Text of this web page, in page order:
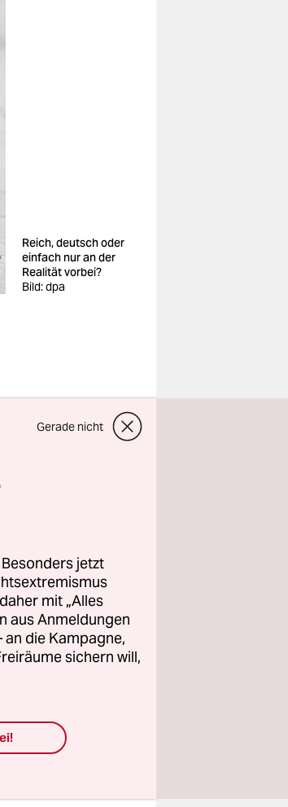
Reich, deutsch oder
einfach nur an der
Realität vorbei?
Bild: dpa
Gerade nicht
jetzt
mit „Alles
aus Anmeldungen
an die Kampagne,
sichern will,